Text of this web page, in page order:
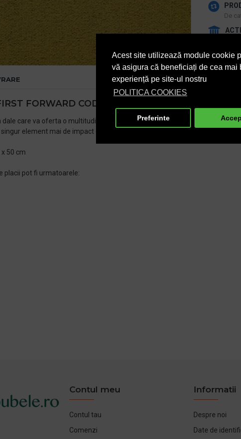
Acest site utilizează module cookie
vă asigura că beneficiați de cea mai
experiență pe site-ul nostru
POLITICA COOKIES
Preferinte
De
FORWARD COD 210
dale care va oferta o multitudine de posibilitati mixt&match la un pret foarte
element mai de impact decat culoarea . De aceea
First
50 cm
placii pot fi urmatoarele:
Contul meu
Contul tau
Comenzi
Informatii
Despre noi
Date de